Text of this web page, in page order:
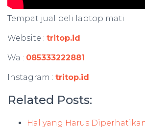
Tempat jual beli laptop mati
Website : tritop.id
Wa : 085333222881
Instagram : tritop.id
Related Posts:
Hal yang Harus